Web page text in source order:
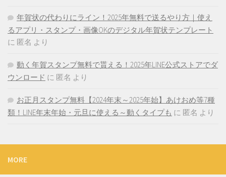
年賀状の代わりにライン！2025年無料で送るやり方｜使え
るアプリ・スタンプ・画像OKのデジタル年賀状テンプレート
に 匿名 より
動く年賀スタンプ無料で貰える！2025年LINE公式ストアでダ
ウンロード に 匿名 より
お正月スタンプ無料【2024年末～2025年始】あけおめ等7種
類！LINE年末年始・元旦に使える～動くタイプも に 匿名 より
MORE